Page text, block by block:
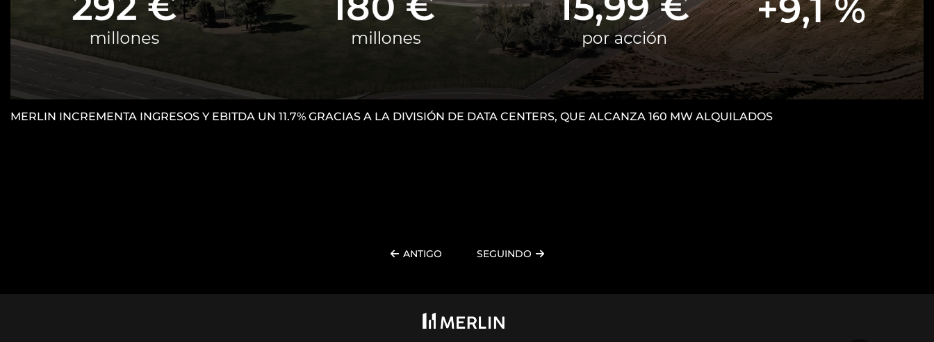
MERLIN INCREMENTA INGRESOS Y EBITDA UN 11.7% GRACIAS A LA DIVISIÓN DE DATA CENTERS, QUE ALCANZA 160 MW ALQUILADOS
ANTIGO SEGUINDO